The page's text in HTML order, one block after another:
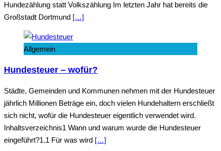
Hundezählung statt Volkszählung Im letzten Jahr hat bereits die
Großstadt Dortmund […]
Allgemein
Hundesteuer – wofür?
Städte, Gemeinden und Kommunen nehmen mit der Hundesteuer
jährlich Millionen Beträge ein, doch vielen Hundehaltern erschließt
sich nicht, wofür die Hundesteuer eigentlich verwendet wird.
Inhaltsverzeichnis1 Wann und warum wurde die Hundesteuer
eingeführt?1.1 Für was wird […]